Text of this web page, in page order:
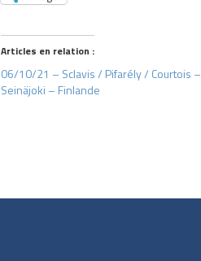
Articles en relation :
06/10/21 – Sclavis / Pifarély / Courtois –
Seinäjoki – Finlande